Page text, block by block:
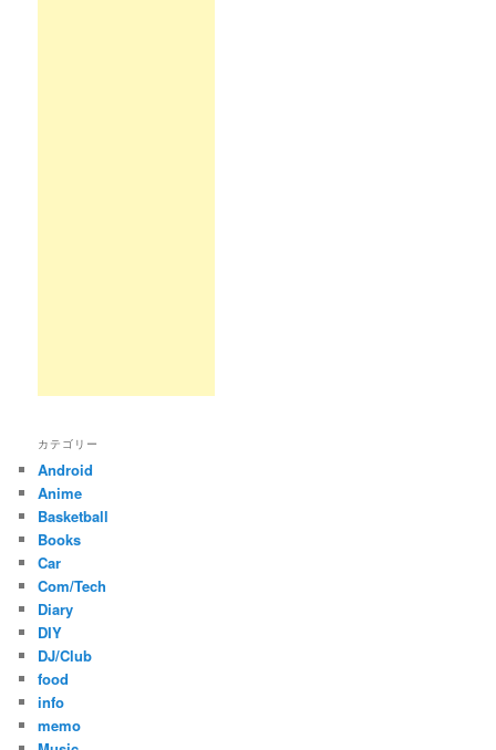
カテゴリー
Android
Anime
Basketball
Books
Car
Com/Tech
Diary
DIY
DJ/Club
food
info
memo